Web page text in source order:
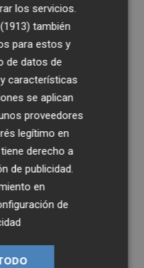
los servicios.
también
para estos y
de datos de
características
se aplican
proveedores
legítimo en
derecho a
de publicidad.
en
de